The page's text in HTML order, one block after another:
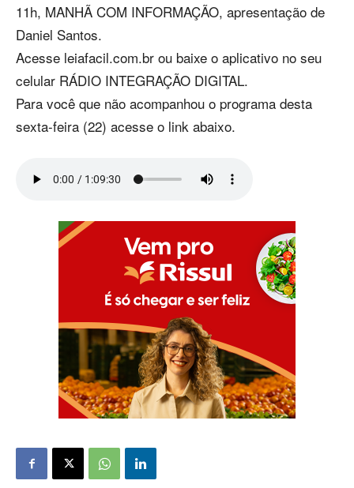
11h, MANHÃ COM INFORMAÇÃO, apresentação de
Daniel Santos.
Acesse leiafacil.com.br ou baixe o aplicativo no seu
celular RÁDIO INTEGRAÇÃO DIGITAL.
Para você que não acompanhou o programa desta
sexta-feira (22) acesse o link abaixo.